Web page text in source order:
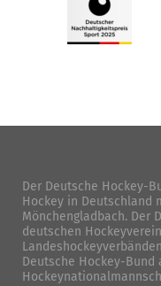
Der Deutsche Hockey-
Hockey in Deutschland
Mönchengladbach. Der
deutschen
Deutsche Hockey-